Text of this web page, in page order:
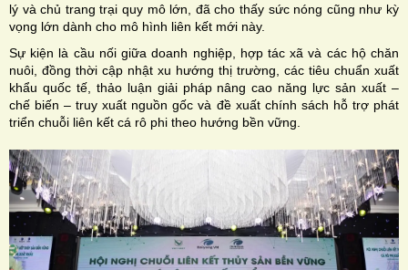
lý và chủ trang trại quy mô lớn, đã cho thấy sức nóng cũng như kỳ
vọng lớn dành cho mô hình liên kết mới này.
Sự kiện là cầu nối giữa doanh nghiệp, hợp tác xã và các hộ chăn
nuôi, đồng thời cập nhật xu hướng thị trường, các tiêu chuẩn xuất
khẩu quốc tế, thảo luận giải pháp nâng cao năng lực sản xuất –
chế biến – truy xuất nguồn gốc và đề xuất chính sách hỗ trợ phát
triển chuỗi liên kết cá rô phi theo hướng bền vững.